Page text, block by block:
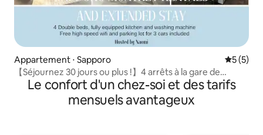
Appartement ⋅ Sapporo
5 (5)
【Séjournez 30 jours ou plus !】4 arrêts à la gare de
Sapporo !
Le confort d'un chez-soi et des tarifs
mensuels avantageux